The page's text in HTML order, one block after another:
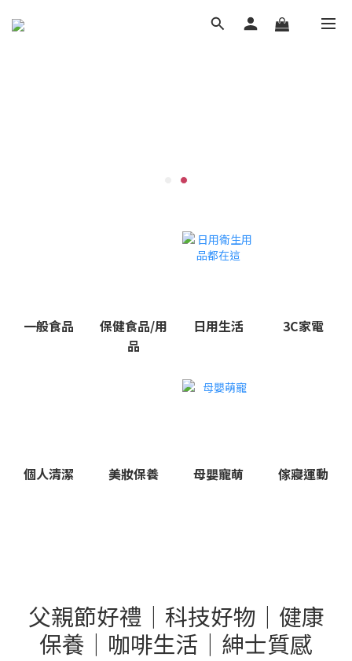
一般食品
保健食品/用
品
日用生活 3C家電
個人清潔 美妝保養 母嬰寵萌 傢寢運動
父親節好禮｜科技好物｜健康
保養｜咖啡生活｜紳士質感